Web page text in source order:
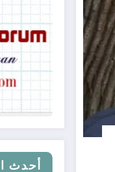
الأنساق
يناير 21, 2024
الأنساق
أحدث